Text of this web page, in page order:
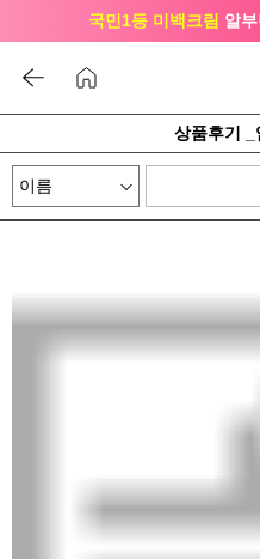
국민1등 미백크림 알
상품후기 _